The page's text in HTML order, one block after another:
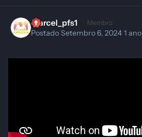
marcel_pfs1 Membro
PostadoSetembro 6, 20241 ano